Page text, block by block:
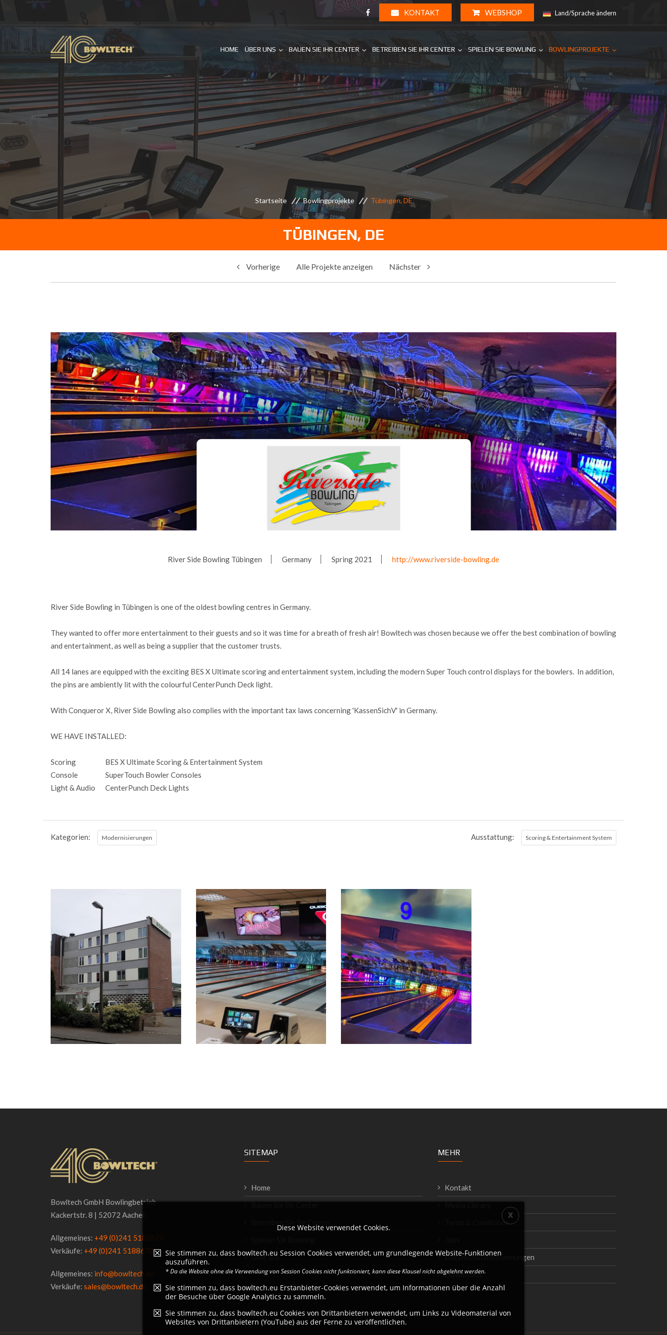
KONTAKT WEBSHOP Land/Sprache ändern
HOME ÜBER UNS BAUEN SIE IHR CENTER BETREIBEN SIE IHR CENTER SPIELEN SIE BOWLING BOWLINGPROJEKTE
Startseite Bowlingprojekte Tübingen, DE
TÜBINGEN, DE
Vorherige Alle Projekte anzeigen Nächster
River Side Bowling Tübingen Germany Spring 2021 http://www.riverside-bowling.de
River Side Bowling in Tübingen is one of the oldest bowling centres in Germany.
They wanted to offer more entertainment to their guests and so it was time for a breath of fresh air! Bowltech was chosen because we offer the best combination of bowling
and entertainment, as well as being a supplier that the customer trusts.
All 14 lanes are equipped with the exciting BES X Ultimate scoring and entertainment system, including the modern Super Touch control displays for the bowlers. In addition,
the pins are ambiently lit with the colourful CenterPunch Deck light.
With Conqueror X, River Side Bowling also complies with the important tax laws concerning 'KassenSichV' in Germany.
WE HAVE INSTALLED:
Scoring
BES X Ultimate Scoring & Entertainment System
Console
SuperTouch Bowler Consoles
Light & Audio
CenterPunch Deck Lights
Kategorien: Modernisierungen Ausstattung: Scoring & Entertainment System
Bowltech GmbH Bowlingbetrieb
Kackertstr. 8 | 52072 Aachen
Allgemeines: +49 (0)241 5188670
Verkäufe: +49 (0)241 5188670
Allgemeines: info@bowltech.de
Verkäufe: sales@bowltech.de
SITEMAP
Home
Über uns
MEHR
Kontakt
Terms & Conditions
Datenschutzbestimmungen
Downloads
Diese Website verwendet Cookies.
Sie stimmen zu, dass bowltech.eu Session Cookies verwendet, um grundlegende Website-Funktionen
auszuführen.
* Da die Website ohne die Verwendung von Session Cookies nicht funktioniert, kann diese Klausel nicht abgelehnt werden.
Sie stimmen zu, dass bowltech.eu Erstanbieter-Cookies verwendet, um Informationen über die Anzahl
der Besuche über Google Analytics zu sammeln.
Sie stimmen zu, dass bowltech.eu Cookies von Drittanbietern verwendet, um Links zu Videomaterial von
Websites von Drittanbietern (YouTube) aus der Ferne zu veröffentlichen.